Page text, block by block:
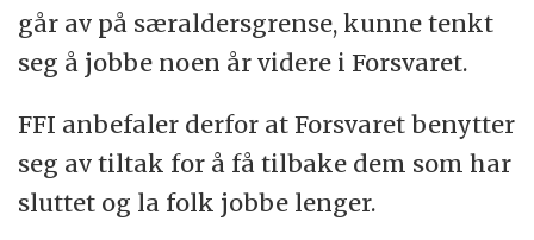
går av på særaldersgrense, kunne tenkt
seg å jobbe noen år videre i Forsvaret.
FFI anbefaler derfor at Forsvaret benytter
seg av tiltak for å få tilbake dem som har
sluttet og la folk jobbe lenger.